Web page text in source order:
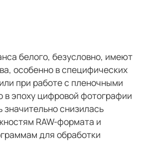
белого, безусловно, имеют
особенно в специфических
при работе с пленочными
в эпоху цифровой фотографии
значительно снизилась
RAW-формата и
для обработки